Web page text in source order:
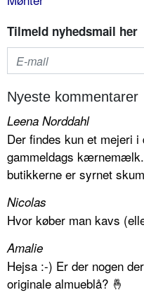
Tilmeld nyhedsmail her
Nyeste kommentarer
Leena Norddahl
Der findes kun et mejeri
gammeldags
butikkerne er syrnet
Nicolas
Hvor køber man kavs
Amalie
Hejsa :-) Er der nogen
originale almueblå? 🤞